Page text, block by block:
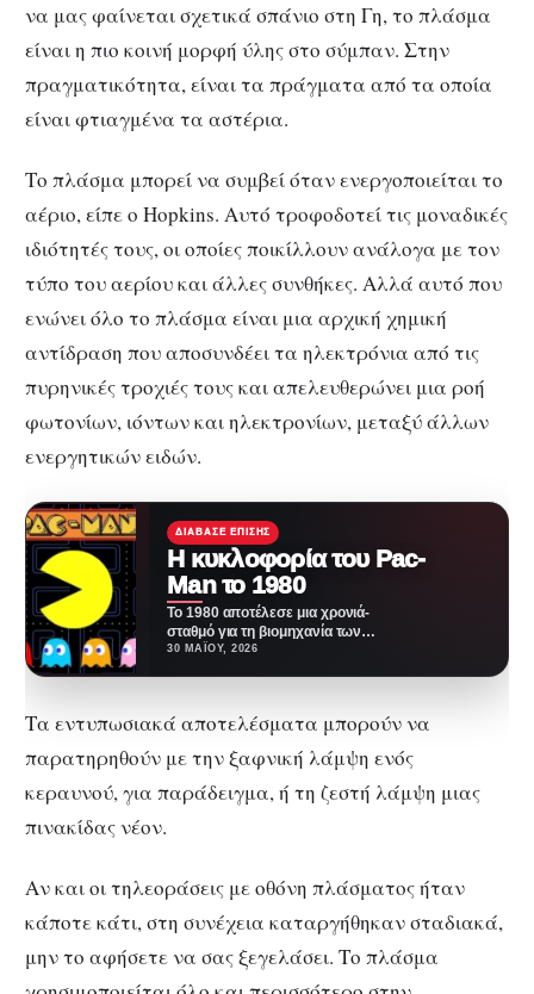
να μας φαίνεται σχετικά σπάνιο στη Γη, το πλάσμα
είναι η πιο κοινή μορφή ύλης στο σύμπαν. Στην
πραγματικότητα, είναι τα πράγματα από τα οποία
είναι φτιαγμένα τα αστέρια.
Το πλάσμα μπορεί να συμβεί όταν ενεργοποιείται το
αέριο, είπε ο Hopkins. Αυτό τροφοδοτεί τις μοναδικές
ιδιότητές τους, οι οποίες ποικίλλουν ανάλογα με τον
τύπο του αερίου και άλλες συνθήκες. Αλλά αυτό που
ενώνει όλο το πλάσμα είναι μια αρχική χημική
αντίδραση που αποσυνδέει τα ηλεκτρόνια από τις
πυρηνικές τροχιές τους και απελευθερώνει μια ροή
φωτονίων, ιόντων και ηλεκτρονίων, μεταξύ άλλων
ενεργητικών ειδών.
ΔΙΆΒΑΣΕ ΕΠΊΣΗΣ
Η κυκλοφορία του Pac-
Man το 1980
Το 1980 αποτέλεσε μια χρονιά-
σταθμό για τη βιομηχανία των
βιντεοπαιχνιδιών, καθώς τότε
30 ΜΑΪ́ΟΥ, 2026
Τα εντυπωσιακά αποτελέσματα μπορούν να
παρατηρηθούν με την ξαφνική λάμψη ενός
κεραυνού, για παράδειγμα, ή τη ζεστή λάμψη μιας
πινακίδας νέον.
Αν και οι τηλεοράσεις με οθόνη πλάσματος ήταν
κάποτε κάτι, στη συνέχεια καταργήθηκαν σταδιακά,
μην το αφήσετε να σας ξεγελάσει. Το πλάσμα